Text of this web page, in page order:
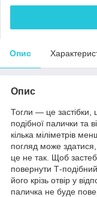
Опис
Опис
Тогли — це застібки,
подібної палички та
кілька міліметрів
погляд може
це не так. Щоб
повернути Т-
його крізь отвір у
паличка не буде